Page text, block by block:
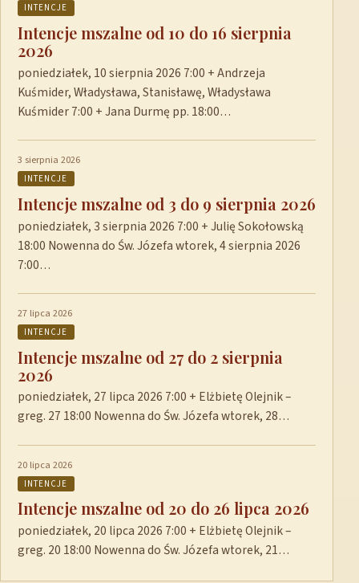
INTENCJE
Intencje mszalne od 10 do 16 sierpnia
2026
poniedziałek, 10 sierpnia 2026 7:00 + Andrzeja
Kuśmider, Władysława, Stanisławę, Władysława
Kuśmider 7:00 + Jana Durmę pp. 18:00…
3 sierpnia 2026
INTENCJE
Intencje mszalne od 3 do 9 sierpnia 2026
poniedziałek, 3 sierpnia 2026 7:00 + Julię Sokołowską
18:00 Nowenna do Św. Józefa wtorek, 4 sierpnia 2026
7:00…
27 lipca 2026
INTENCJE
Intencje mszalne od 27 do 2 sierpnia
2026
poniedziałek, 27 lipca 2026 7:00 + Elżbietę Olejnik –
greg. 27 18:00 Nowenna do Św. Józefa wtorek, 28…
20 lipca 2026
INTENCJE
Intencje mszalne od 20 do 26 lipca 2026
poniedziałek, 20 lipca 2026 7:00 + Elżbietę Olejnik –
greg. 20 18:00 Nowenna do Św. Józefa wtorek, 21…